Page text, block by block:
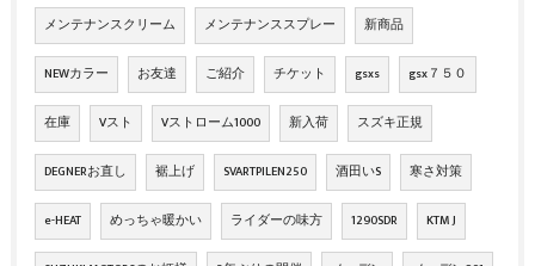
メンテナンスクリーム メンテナンススプレー 新商品
NEWカラー お友達 ご紹介 チケット gsxs gsx７５０
在庫 Vスト Vストローム1000 新入荷 スズキ正規
DEGNERお直し 裾上げ SVARTPILEN250 酒田いS 寒さ対策
e-HEAT めっちゃ暖かい ライダーの味方 1290SDR KTM J